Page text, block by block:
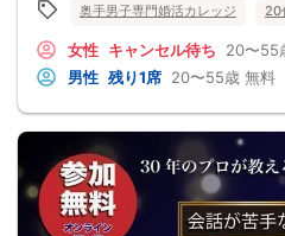
奥手男子専門婚活カレッジ 20
女性 キャンセル待ち 20〜55
男性 残り1席 20〜55歳 無料